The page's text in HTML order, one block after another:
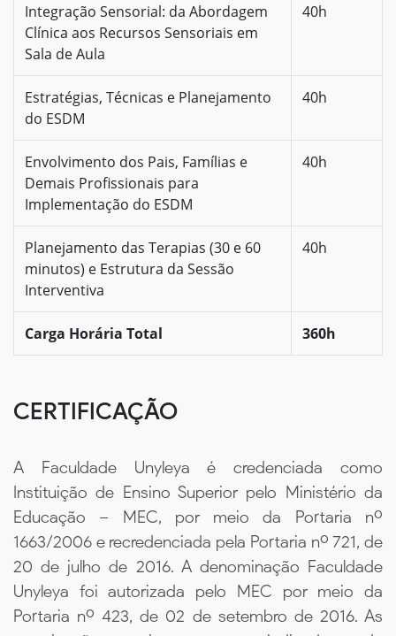
Integração Sensorial: da Abordagem
Clínica aos Recursos Sensoriais em
Sala de Aula
40h
Estratégias, Técnicas e Planejamento
do ESDM
40h
Envolvimento dos Pais, Famílias e
Demais Profissionais para
Implementação do ESDM
40h
Planejamento das Terapias (30 e 60
minutos) e Estrutura da Sessão
Interventiva
40h
Carga Horária Total 360h
CERTIFICAÇÃO
A Faculdade Unyleya é credenciada como
Instituição de Ensino Superior pelo Ministério da
Educação – MEC, por meio da Portaria nº
1663/2006 e recredenciada pela Portaria nº 721, de
20 de julho de 2016. A denominação Faculdade
Unyleya foi autorizada pelo MEC por meio da
Portaria nº 423, de 02 de setembro de 2016. As